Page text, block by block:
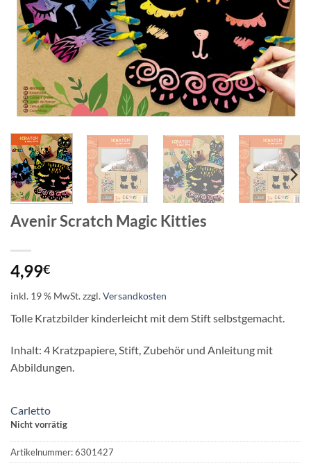
Avenir Scratch Magic Kitties
4,99€
inkl. 19 % MwSt.zzgl.Versandkosten
Tolle Kratzbilder kinderleicht mit dem Stift selbstgemacht.
Inhalt: 4 Kratzpapiere, Stift, Zubehör und Anleitung mit
Abbildungen.
Carletto
Nicht vorrätig
Artikelnummer:6301427